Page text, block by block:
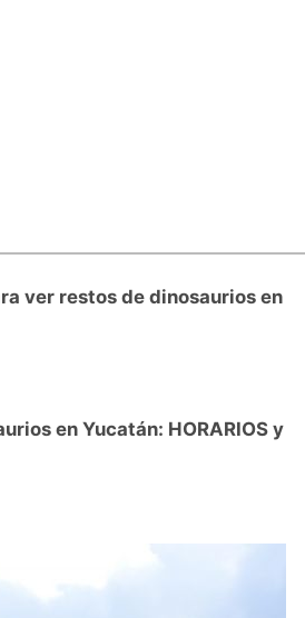
ver restos de dinosaurios en
en Yucatán: HORARIOS y